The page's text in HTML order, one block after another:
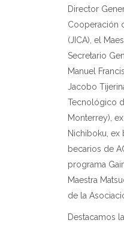
Director
Cooperación
(JICA), el
Secretario
Manuel
Jacobo
Tecnológico
Monterrey),
Nichiboku, ex
becarios de
programa
Maestra
de la
Destacamos